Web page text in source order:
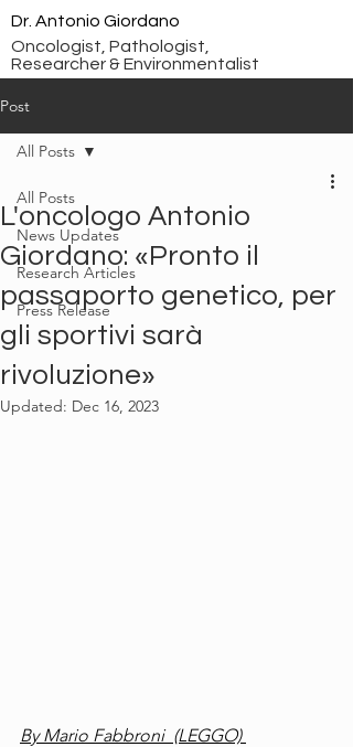
Dr. Antonio Giordano
Oncologist, Pathologist,
Researcher & Environmentalist
Post
All Posts
News Updates
Research Articles
Press Release
All Posts
L'oncologo Antonio
Giordano: «Pronto il
passaporto genetico, per
gli sportivi sarà
rivoluzione»
Updated: Dec 16, 2023
By Mario Fabbroni  (LEGGO)